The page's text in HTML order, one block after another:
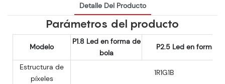
Detalle Del Producto
Parámetros del producto
Modelo
P1.8 Led en forma de
bola
P2.5 Led en forma
Estructura de
píxeles
1R1G1B